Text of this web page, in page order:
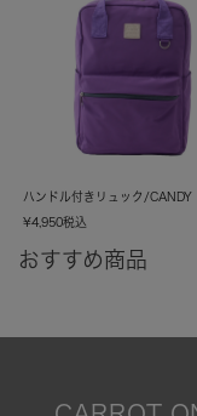
ハンドル付きリュック/CANDY
¥4,950税込
おすすめ商品